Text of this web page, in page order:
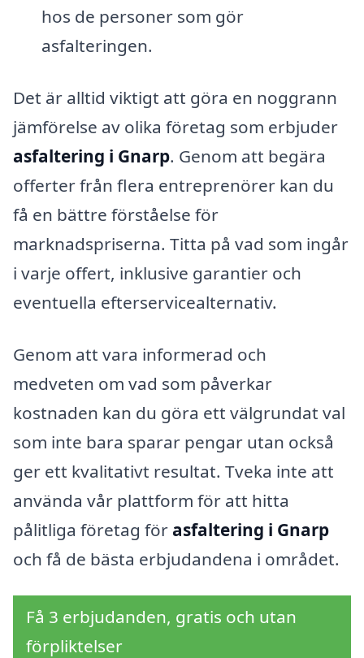
hos de personer som gör
asfalteringen.
Det är alltid viktigt att göra en noggrann
jämförelse av olika företag som erbjuder
asfaltering i Gnarp. Genom att begära
offerter från flera entreprenörer kan du
få en bättre förståelse för
marknadspriserna. Titta på vad som ingår
i varje offert, inklusive garantier och
eventuella efterservicealternativ.
Genom att vara informerad och
medveten om vad som påverkar
kostnaden kan du göra ett välgrundat val
som inte bara sparar pengar utan också
ger ett kvalitativt resultat. Tveka inte att
använda vår plattform för att hitta
pålitliga företag för asfaltering i Gnarp
och få de bästa erbjudandena i området.
Få 3 erbjudanden, gratis och utan
förpliktelser